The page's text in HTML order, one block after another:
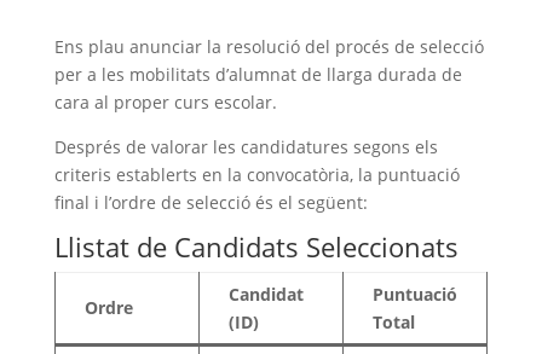
Ens plau anunciar la resolució del procés de selecció
per a les mobilitats d’alumnat de llarga durada de
cara al proper curs escolar.
Després de valorar les candidatures segons els
criteris establerts en la convocatòria, la puntuació
final i l’ordre de selecció és el següent:
Llistat de Candidats Seleccionats
Ordre
Candidat
(ID)
Puntuació
Total